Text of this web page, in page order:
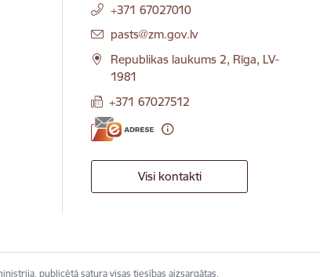
+371 67027010
E-pasts:
pasts@zm.gov.lv
Republikas laukums 2, Rīga, LV-
1981
+371 67027512
Visi kontakti
publicētā satura visas tiesības aizsargātas.